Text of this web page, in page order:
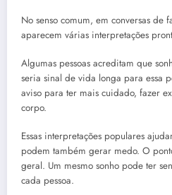
No senso comum, em conversas de
aparecem várias interpretações
Algumas pessoas acreditam que
seria sinal de vida longa para essa
aviso para ter mais cuidado, fazer
corpo.
Essas interpretações populares
podem também gerar medo. O
geral. Um mesmo sonho pode ter
cada pessoa.